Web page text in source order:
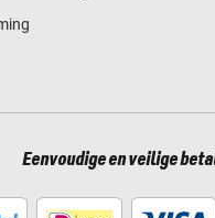
Eenvoudige en veilige